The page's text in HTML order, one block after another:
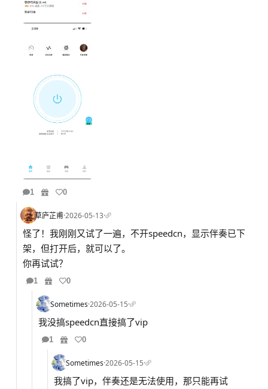
1 0
草庐芷甫·2026-05-13·
怪了！我刚刚又试了一遍，不开speedcn，显示伴奏已下
架，但打开后，就可以了。
你再试试？
1 0
Sometimes·2026-05-15·
我没搞speedcn直接搞了vip
1 0
Sometimes·2026-05-15·
我搞了vip，伴奏还是无法使用，那只能再试